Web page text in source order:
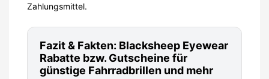
Zahlungsmittel.
Fazit & Fakten: Blacksheep Eyewear
Rabatte bzw. Gutscheine für
günstige Fahrradbrillen und mehr